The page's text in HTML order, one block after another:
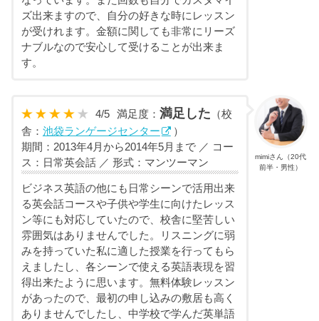
ズ出来ますので、自分の好きな時にレッスン
が受けれます。金額に関しても非常にリーズ
ナブルなので安心して受けることが出来ま
す。
mimiさん（20代
前半・男性）
4/5 満足度：満足した （校
舎： 池袋ランゲージセンター
）
期間：2013年4月から2014年5月まで ／ コー
ス：日常英会話 ／ 形式：マンツーマン
ビジネス英語の他にも日常シーンで活用出来
る英会話コースや子供や学生に向けたレッス
ン等にも対応していたので、校舎に堅苦しい
雰囲気はありませんでした。リスニングに弱
みを持っていた私に適した授業を行ってもら
えましたし、各シーンで使える英語表現を習
得出来たように思います。無料体験レッスン
があったので、最初の申し込みの敷居も高く
ありませんでしたし、中学校で学んだ英単語